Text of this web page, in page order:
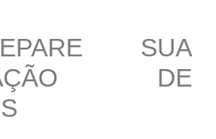
SUA
DE